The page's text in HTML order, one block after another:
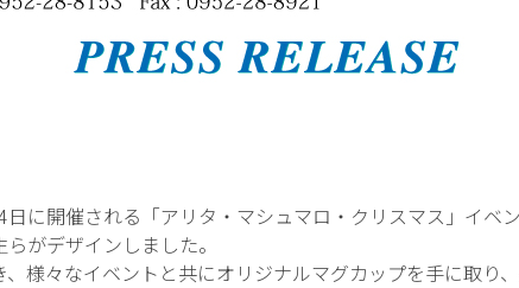
に開催される「アリタ・マシュマロ・クリスマス」イベ
がデザインしました。
様々なイベントと共にオリジナルマグカップを手に取り